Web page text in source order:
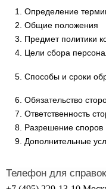
1. Определение
2. Общие положения
3. Предмет политики
4. Цели сбора
5. Способы и сроки
6. Обязательство
7. Ответственность
8. Разрешение споров
9. Дополнительные
Телефон для